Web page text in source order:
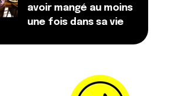
avoir mangé au moins
une fois dans sa vie